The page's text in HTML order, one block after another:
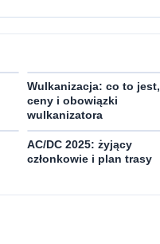
Wulkanizacja: co to jest,
ceny i obowiązki
wulkanizatora
AC/DC 2025: żyjący
członkowie i plan trasy